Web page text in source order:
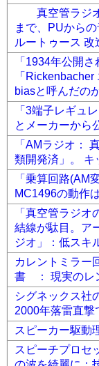
真空管ラジ
まで、PUから
ルートゥース 改
「1934年公開
「
biasと呼んだの
「3端子レギュ
とメーカーから
「AMラジオ：
類開発済」。 キ
「乗算回路
MC1496の動作
「真空管ラジ
結線が駄目。ア
ジオ」：低スキ
カレントミラー
書 ： 現実のレ
シグネックス社
2000年落雷直撃
スピーカー駆動
スピーチプロセ